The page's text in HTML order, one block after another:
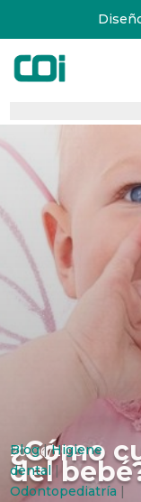
¿Cómo
del
20/06/2015
Blog|Higiene
dental|
Odontopediatría |